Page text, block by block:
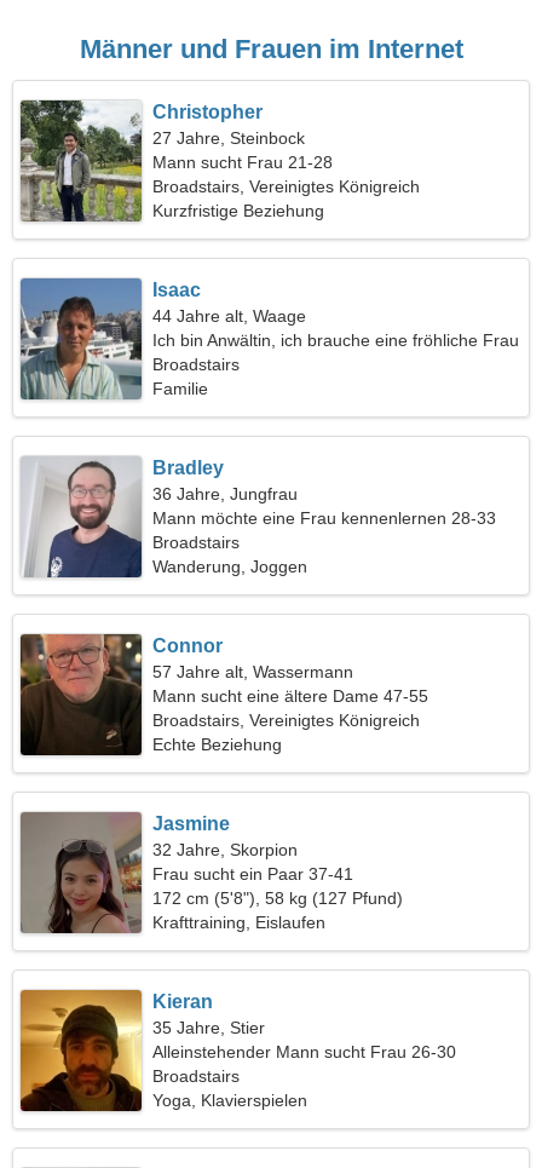
Männer und Frauen im Internet
Christopher
27 Jahre, Steinbock
Mann sucht Frau 21-28
Broadstairs, Vereinigtes Königreich
Kurzfristige Beziehung
Isaac
44 Jahre alt, Waage
Ich bin Anwältin, ich brauche eine fröhliche Frau
Broadstairs
Familie
Bradley
36 Jahre, Jungfrau
Mann möchte eine Frau kennenlernen 28-33
Broadstairs
Wanderung, Joggen
Connor
57 Jahre alt, Wassermann
Mann sucht eine ältere Dame 47-55
Broadstairs, Vereinigtes Königreich
Echte Beziehung
Jasmine
32 Jahre, Skorpion
Frau sucht ein Paar 37-41
172 cm (5'8"), 58 kg (127 Pfund)
Krafttraining, Eislaufen
Kieran
35 Jahre, Stier
Alleinstehender Mann sucht Frau 26-30
Broadstairs
Yoga, Klavierspielen